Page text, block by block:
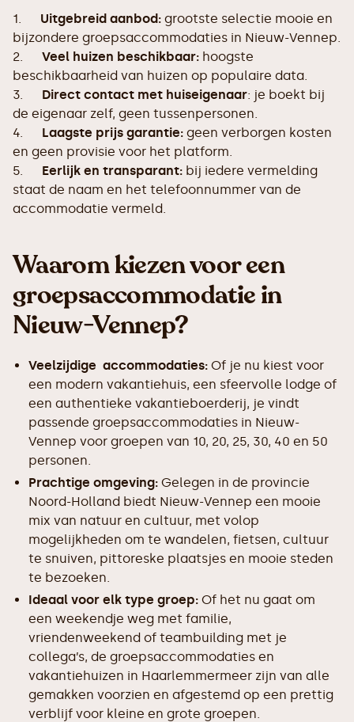
1. Uitgebreid aanbod: grootste selectie mooie en
bijzondere groepsaccommodaties in Nieuw-Vennep.
2. Veel huizen beschikbaar: hoogste
beschikbaarheid van huizen op populaire data.
3. Direct contact met huiseigenaar: je boekt bij
de eigenaar zelf, geen tussenpersonen.
4. Laagste prijs garantie: geen verborgen kosten
en geen provisie voor het platform.
5. Eerlijk en transparant: bij iedere vermelding
staat de naam en het telefoonnummer van de
accommodatie vermeld.
Waarom kiezen voor een
groepsaccommodatie in
Nieuw-Vennep?
Veelzijdige accommodaties: Of je nu kiest voor
een modern vakantiehuis, een sfeervolle lodge of
een authentieke vakantieboerderij, je vindt
passende groepsaccommodaties in Nieuw-
Vennep voor groepen van 10, 20, 25, 30, 40 en 50
personen.
Prachtige omgeving: Gelegen in de provincie
Noord-Holland biedt Nieuw-Vennep een mooie
mix van natuur en cultuur, met volop
mogelijkheden om te wandelen, fietsen, cultuur
te snuiven, pittoreske plaatsjes en mooie steden
te bezoeken.
Ideaal voor elk type groep: Of het nu gaat om
een weekendje weg met familie,
vriendenweekend of teambuilding met je
collega’s, de groepsaccommodaties en
vakantiehuizen in Haarlemmermeer zijn van alle
gemakken voorzien en afgestemd op een prettig
verblijf voor kleine en grote groepen.